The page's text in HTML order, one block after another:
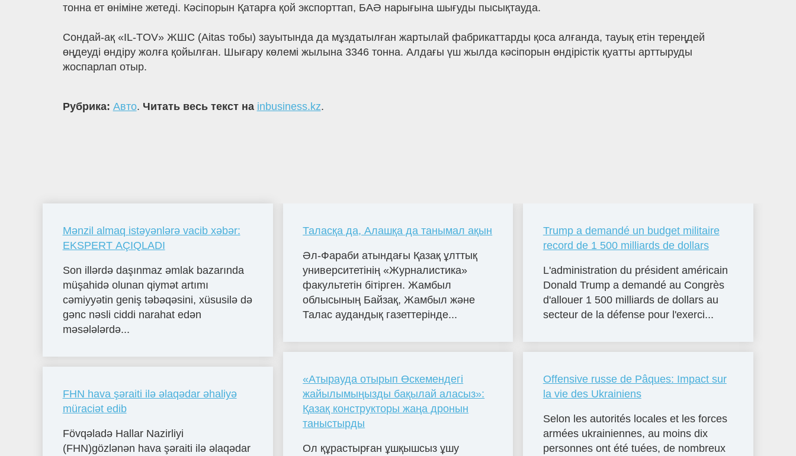
тонна ет өніміне жетеді. Кәсіпорын Қатарға қой экспорттап, БАӘ нарығына шығуды пысықтауда.
Сондай-ақ «IL-TOV» ЖШС (Aitas тобы) зауытында да мұздатылған жартылай фабрикаттарды қоса алғанда, тауық етін тереңдей
өңдеуді өндіру жолға қойылған. Шығару көлемі жылына 3346 тонна. Алдағы үш жылда кәсіпорын өндірістік қуатты арттыруды
жоспарлап отыр.
Рубрика: Авто. Читать весь текст на inbusiness.kz.
Mənzil almaq istəyənlərə vacib xəbər:
EKSPERT AÇIQLADI
Son illərdə daşınmaz əmlak bazarında
müşahidə olunan qiymət artımı
cəmiyyətin geniş təbəqəsini, xüsusilə də
gənc nəsli ciddi narahat edən
məsələlərdə...
FHN hava şəraiti ilə əlaqədar əhaliyə
müraciət edib
Fövqəladə Hallar Nazirliyi
(FHN)gözlənən hava şəraiti ilə əlaqədar
Таласқа да, Алашқа да танымал ақын
Әл-Фараби атындағы Қазақ ұлттық
университетінің «Журналистика»
факультетін бітірген. Жамбыл
облысының Байзақ, Жамбыл және
Талас аудандық газеттерінде...
«Атырауда отырып Өскемендегі
жайылымыңызды бақылай аласыз»:
Қазақ конструкторы жаңа дронын
таныстырды
Ол құрастырған ұшқышсыз ұшу
Trump a demandé un budget militaire
record de 1 500 milliards de dollars
L'administration du président américain
Donald Trump a demandé au Congrès
d'allouer 1 500 milliards de dollars au
secteur de la défense pour l'exerci...
Offensive russe de Pâques: Impact sur
la vie des Ukrainiens
Selon les autorités locales et les forces
armées ukrainiennes, au moins dix
personnes ont été tuées, de nombreux